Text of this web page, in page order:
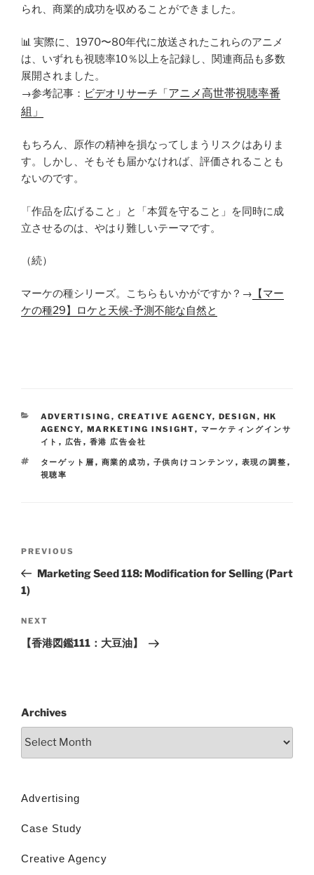
られ、商業的成功を収めることができました。
📊 実際に、1970〜80年代に放送されたこれらのアニメ
は、いずれも視聴率10％以上を記録し、関連商品も多数
展開されました。
→参考記事： ビデオリサーチ「アニメ高世帯視聴率番
組 」
もちろん、原作の精神を損なってしまうリスクはありま
す。しかし、そもそも届かなければ、評価されることも
ないのです。
「作品を広げること」と「本質を守ること」を同時に成
立させるのは、やはり難しいテーマです。
（続）
マーケの種シリーズ。こちらもいかがですか？→ 【マー
ケの種29】ロケと天候-予測不能な自然と
ADVERTISING , CREATIVE AGENCY, DESIGN , HK
AGENCY, MARKETING INSIGHT, マーケティングインサ
イト , 広告 , 香港 広告会社
ターゲット層 , 商業的成功 , 子供向けコンテンツ , 表現の調整 ,
視聴率
PREVIOUS
Marketing Seed 118: Modification for Selling (Part
1)
NEXT
【香港図鑑111：大豆油】
Archives
Advertising
Case Study
Creative Agency